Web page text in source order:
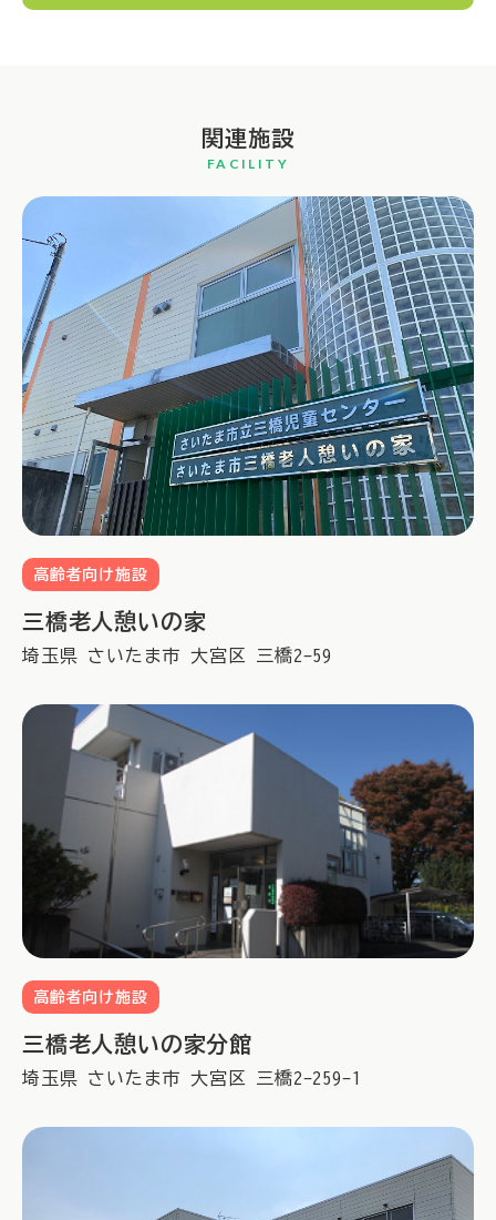
関連施設
FACILITY
高齢者向け施設
三橋老人憩いの家
埼玉県 さいたま市 大宮区 三橋2-59
高齢者向け施設
三橋老人憩いの家分館
埼玉県 さいたま市 大宮区 三橋2-259-1